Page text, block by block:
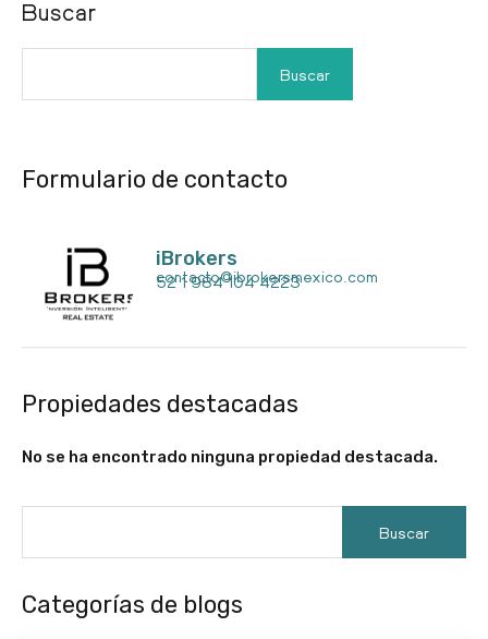
Buscar
Buscar
Formulario de contacto
iBrokers
contacto@ibrokersmexico.com
52 1 984 104 4223
Propiedades destacadas
No se ha encontrado ninguna propiedad destacada.
Categorías de blogs